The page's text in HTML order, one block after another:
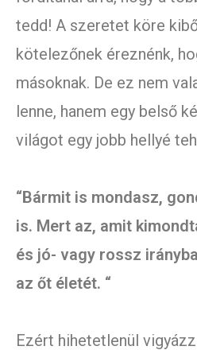
tedd! A szeretet köre
kötelezőnek éreznénk,
másoknak. De ez nem
lenne, hanem egy belső
világot egy jobb hellyé
“Bármit is mondasz,
is. Mert az, amit
és jó- vagy rossz
az őt életét. “
Ezért hihetetlenül